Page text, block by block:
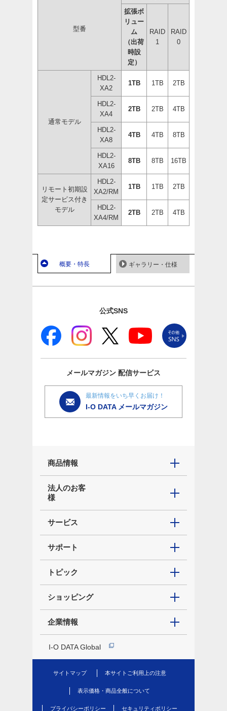
型番
拡張ボ
リュー
ム
（出荷
時設
定）
RAID
1
RAID
0
通常モデル
HDL2-
XA2
1TB 1TB 2TB
HDL2-
XA4
2TB 2TB 4TB
HDL2-
XA8
4TB 4TB 8TB
HDL2-
XA16
8TB 8TB 16TB
リモート初期設
定サービス付き
モデル
HDL2-
XA2/RM
1TB 1TB 2TB
HDL2-
XA4/RM
2TB 2TB 4TB
概要・特長 ギャラリー・仕様
公式SNS
メールマガジン 配信サービス
最新情報をいち早くお届け！
I-O DATA メールマガジン
商品情報
法人のお客
様
サービス
サポート
トピック
ショッピング
企業情報
I-O DATA Global
サイトマップ 本サイトご利用上の注意
表示価格・商品全般について
プライバシーポリシー セキュリティポリシー